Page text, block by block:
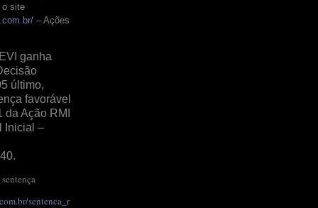
o site
– Ações
ganha
último,
favorável
da Ação RMI
Inicial –
sentenca_r